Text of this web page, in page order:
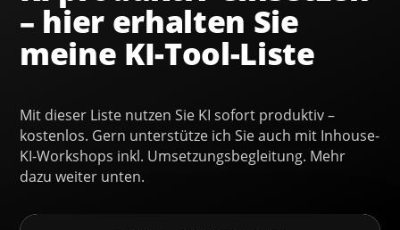
– hier erhalten Sie
meine KI-Tool-Liste
Mit dieser Liste nutzen Sie KI sofort produktiv –
kostenlos. Gern unterstütze ich Sie auch mit Inhouse-
KI-Workshops inkl. Umsetzungsbegleitung. Mehr
dazu weiter unten.